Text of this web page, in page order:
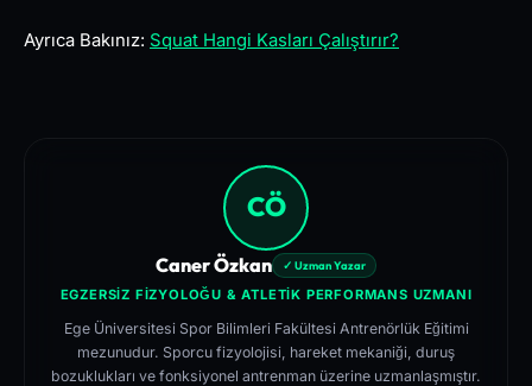
Ayrıca Bakınız: Squat Hangi Kasları Çalıştırır?
CÖ
Caner Özkan ✓ Uzman Yazar
EGZERSIZ FIZYOLOĞU & ATLETIK PERFORMANS UZMANI
Ege Üniversitesi Spor Bilimleri Fakültesi Antrenörlük Eğitimi
mezunudur. Sporcu fizyolojisi, hareket mekaniği, duruş
bozuklukları ve fonksiyonel antrenman üzerine uzmanlaşmıştır.